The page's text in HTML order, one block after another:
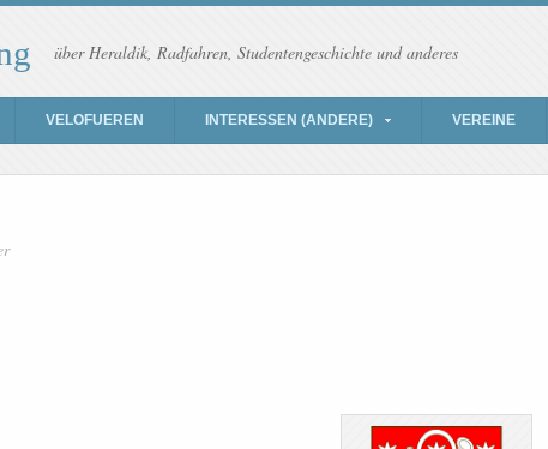
über Heraldik, Radfahren, Studentengeschichte und anderes
VELOFUEREN INTERESSEN (ANDERE) VEREINE